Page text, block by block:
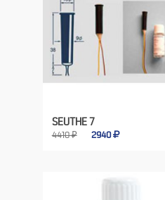
SEUTHE 7
4410 ₽ 2940